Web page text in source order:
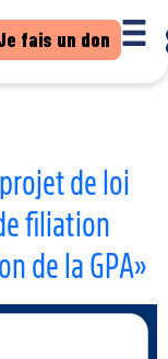
fais un don
de loi
filiation
de la GPA»